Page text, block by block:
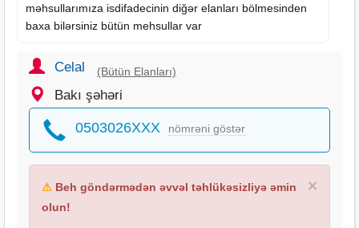
məhsullarımıza isdifadecinin diğər elanları bölmesinden
baxa bilərsiniz bütün mehsullar var
Celal (Bütün Elanları)
Bakı şəhəri
0503026XXX nömrəni göstər
×
⚠ Beh göndərmədən əvvəl təhlükəsizliyə əmin
olun!